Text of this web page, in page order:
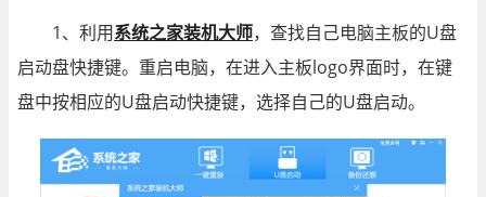
1、利用系统之家装机大师，查找自己电脑主板的U盘
启动盘快捷键。重启电脑，在进入主板logo界面时，在键
盘中按相应的U盘启动快捷键，选择自己的U盘启动。